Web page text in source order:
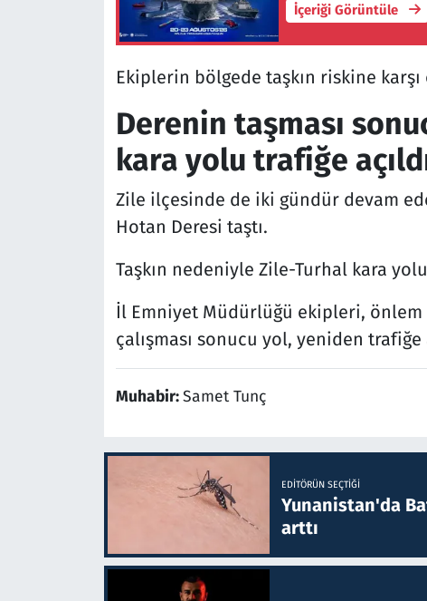
İçeriği Görüntüle
Ekiplerin bölgede taşkın riskine karşı
Derenin taşması
kara yolu trafiğe
Zile ilçesinde de iki gündür devam
Hotan Deresi taştı.
Taşkın nedeniyle Zile-Turhal kara
İl Emniyet Müdürlüğü ekipleri,
çalışması sonucu yol, yeniden trafiğe
Muhabir:Samet Tunç
EDITÖRÜN SEÇTIĞI
Yunanistan'da
arttı